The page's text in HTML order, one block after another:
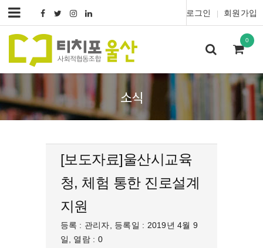
로그인 회원가입
0
소식
[보도자료]울산시교육
청, 체험 통한 진로설계
지원
등록 : 관리자, 등록일 : 2019년 4월 9
일, 열람 : 0